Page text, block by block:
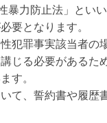
暴力防止法」とい
要となります。
犯罪事実該当者
じる必要があるた
す。
て、誓約書や履